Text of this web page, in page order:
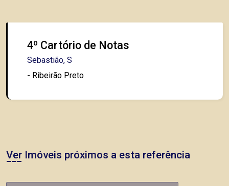
4º Cartório de Notas
Sebastião, S
- Ribeirão Preto
Ver Imóveis próximos a esta referência